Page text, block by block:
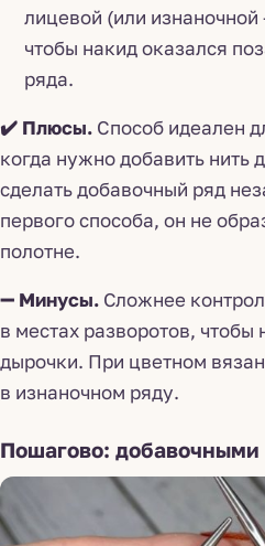
лицевой (или изнаночной
чтобы накид оказался
ряда.
✔️ Плюсы. Способ идеален
когда нужно добавить нить
сделать добавочный ряд
первого способа, он не
полотне.
➖ Минусы. Сложнее
в местах разворотов,
дырочки. При цветном
в изнаночном ряду.
Пошагово: добавочными